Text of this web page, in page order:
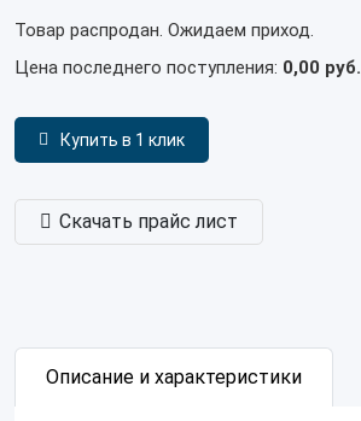
Товар распродан. Ожидаем приход.
Цена последнего поступления: 0,00 руб.
Купить в 1 клик
Скачать прайс лист
Описание и характеристики